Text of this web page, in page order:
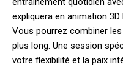
expliquera en animation
Vous pourrez combiner
plus long. Une session
votre flexibilité et la paix